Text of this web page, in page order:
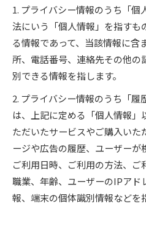
1. プライバシー情報のうち「
法にいう「個人情報」を指す
る情報であって、当該情報に含
所、電話番号、連絡先その他
別できる情報を指します。
2. プライバシー情報のうち「履
は、上記に定める「個人情報
ただいたサービスやご購入い
ージや広告の履歴、ユーザーが
ご利用日時、ご利用の方法、ご
職業、年齢、ユーザーのIPアド
報、端末の個体識別情報などを